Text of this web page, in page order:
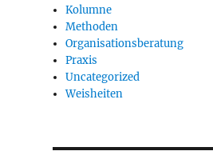
Kolumne
Methoden
Organisationsberatung
Praxis
Uncategorized
Weisheiten